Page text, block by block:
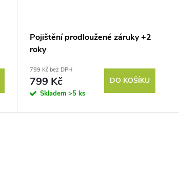
Pojištění prodloužené záruky +2
roky
799 Kč bez DPH
799 Kč
Skladem >5 ks
DO KOŠÍKU